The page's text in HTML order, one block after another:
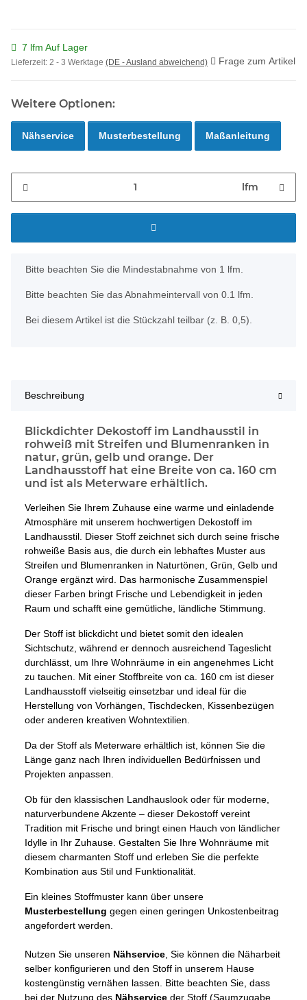
7 lfm Auf Lager
Lieferzeit: 2 - 3 Werktage (DE - Ausland abweichend) Frage zum Artikel
Weitere Optionen:
Nähservice Musterbestellung Maßanleitung
lfm
x
Bitte beachten Sie die Mindestabnahme von 1 lfm.
Bitte beachten Sie das Abnahmeintervall von 0.1 lfm.
Bei diesem Artikel ist die Stückzahl teilbar (z. B. 0,5).
Beschreibung
Blickdichter Dekostoff im Landhausstil in
rohweiß mit Streifen und Blumenranken in
natur, grün, gelb und orange. Der
Landhausstoff hat eine Breite von ca. 160 cm
und ist als Meterware erhältlich.
Verleihen Sie Ihrem Zuhause eine warme und einladende
Atmosphäre mit unserem hochwertigen Dekostoff im
Landhausstil. Dieser Stoff zeichnet sich durch seine frische
rohweiße Basis aus, die durch ein lebhaftes Muster aus
Streifen und Blumenranken in Naturtönen, Grün, Gelb und
Orange ergänzt wird. Das harmonische Zusammenspiel
dieser Farben bringt Frische und Lebendigkeit in jeden
Raum und schafft eine gemütliche, ländliche Stimmung.
Der Stoff ist blickdicht und bietet somit den idealen
Sichtschutz, während er dennoch ausreichend Tageslicht
durchlässt, um Ihre Wohnräume in ein angenehmes Licht
zu tauchen. Mit einer Stoffbreite von ca. 160 cm ist dieser
Landhausstoff vielseitig einsetzbar und ideal für die
Herstellung von Vorhängen, Tischdecken, Kissenbezügen
oder anderen kreativen Wohntextilien.
Da der Stoff als Meterware erhältlich ist, können Sie die
Länge ganz nach Ihren individuellen Bedürfnissen und
Projekten anpassen.
Ob für den klassischen Landhauslook oder für moderne,
naturverbundene Akzente – dieser Dekostoff vereint
Tradition mit Frische und bringt einen Hauch von ländlicher
Idylle in Ihr Zuhause. Gestalten Sie Ihre Wohnräume mit
diesem charmanten Stoff und erleben Sie die perfekte
Kombination aus Stil und Funktionalität.
Ein kleines Stoffmuster kann über unsere
Musterbestellung gegen einen geringen Unkostenbeitrag
angefordert werden.
Nutzen Sie unseren Nähservice , Sie können die Näharbeit
selber konfigurieren und den Stoff in unserem Hause
kostengünstig vernähen lassen. Bitte beachten Sie, dass
bei der Nutzung des Nähservice der Stoff (Saumzugabe